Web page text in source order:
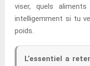
viser, quels
intelligemment si tu
poids.
L’essentiel a